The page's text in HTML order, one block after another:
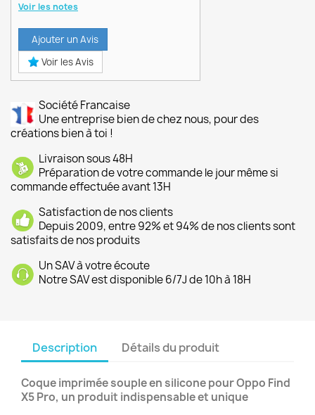
Voir les notes
Ajouter un Avis
Voir les Avis
Société Francaise
Une entreprise bien de chez nous, pour des
créations bien à toi !
Livraison sous 48H
Préparation de votre commande le jour même si
commande effectuée avant 13H
Satisfaction de nos clients
Depuis 2009, entre 92% et 94% de nos clients sont
satisfaits de nos produits
Un SAV à votre écoute
Notre SAV est disponible 6/7J de 10h à 18H
Description Détails du produit
Coque imprimée souple en silicone pour Oppo Find
X5 Pro, un produit indispensable et unique